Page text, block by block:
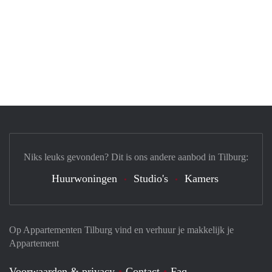
Op Appartementen Tilburg vind en verhuur je makkelijk je
Appartement
Niks leuks gevonden? Dit is ons andere aanbod in Tilburg:
Huurwoningen Studio's Kamers